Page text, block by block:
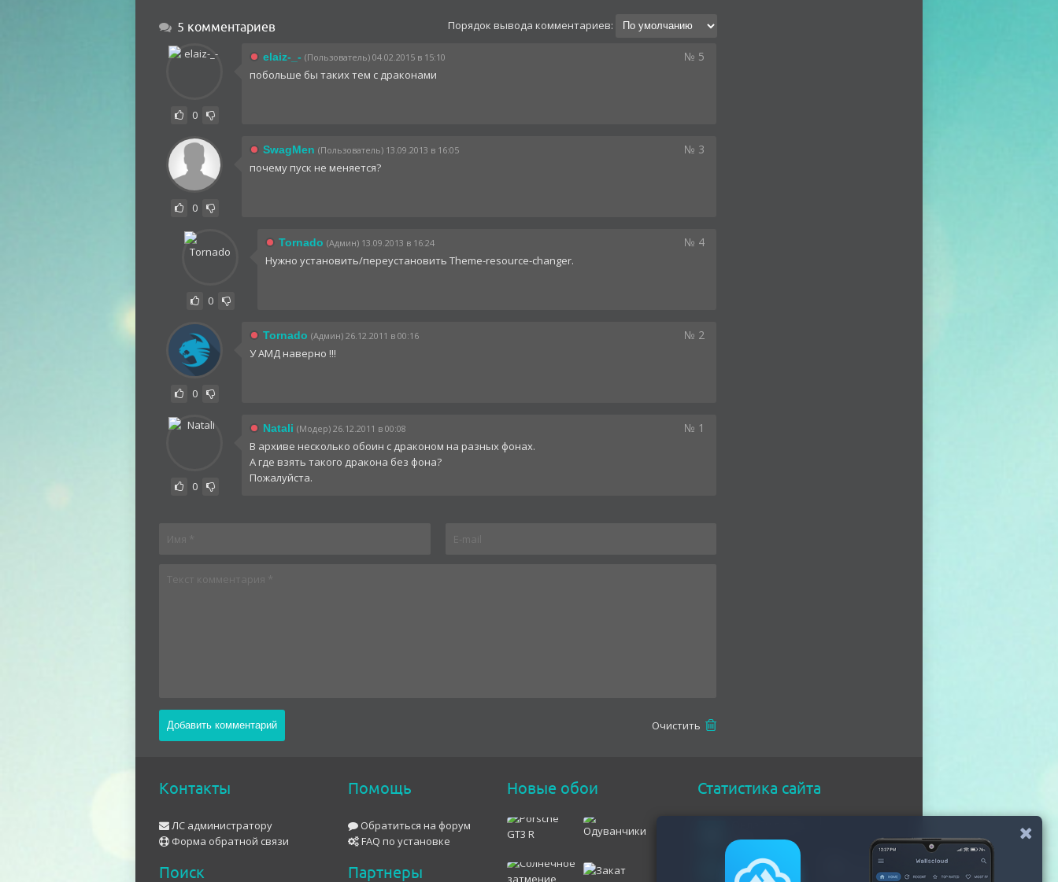
5 комментариев Порядок вывода комментариев:
0
elaiz-_- (Пользователь) 04.02.2015 в 15:10 № 5
побольше бы таких тем с драконами
0
SwagMen (Пользователь) 13.09.2013 в 16:05 № 3
почему пуск не меняется?
0
Tornado (Админ) 13.09.2013 в 16:24 № 4
Нужно установить/переустановить Theme-resource-changer.
0
Tornado (Админ) 26.12.2011 в 00:16 № 2
У АМД наверно !!!
0
Natali (Модер) 26.12.2011 в 00:08 № 1
В архиве несколько обоин с драконом на разных фонах.
А где взять такого дракона без фона?
Пожалуйста.
Oчистить
Контакты
ЛС администратору
Форма обратной связи
Поиск
Помощь
Обратиться на форум
FAQ по установке
Партнеры
Новые обои Статистика сайта
210
Гостей
201